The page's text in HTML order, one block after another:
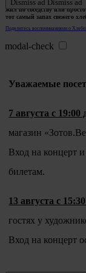
Поделитесь воспоминаниями о
жил по соседству или
тот самый запах свежего
Dismiss ad Dismiss ad
modal-check
Уважаемые
7 августа с 19:00
магазин
Вход на концерт
билетам.
13 августа с
гостях у
Вход на концерт